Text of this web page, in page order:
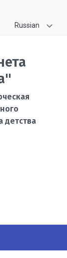
Russian
детства